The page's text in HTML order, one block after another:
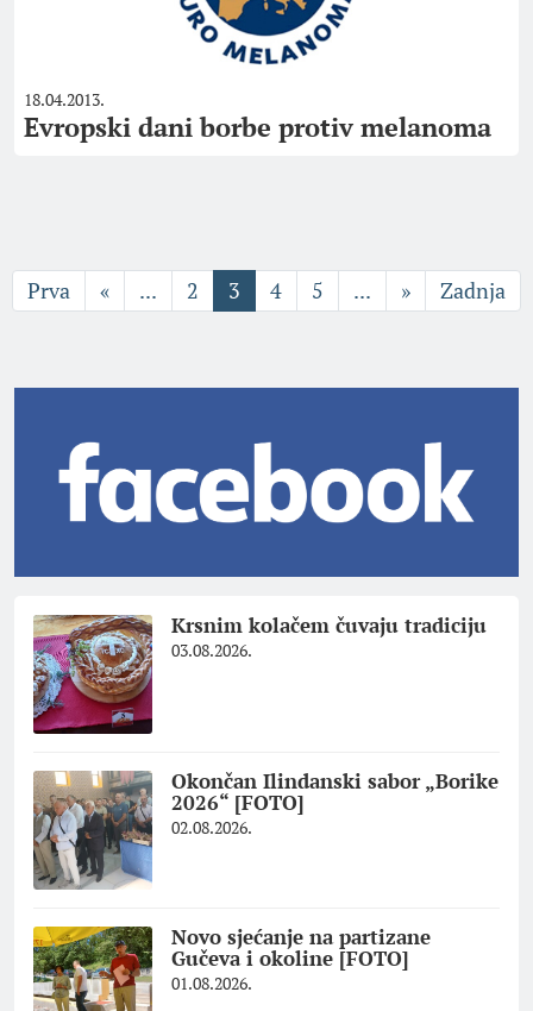
18.04.2013.
Evropski dani borbe protiv melanoma
Prva « ... 2 3 4 5 ... » Zadnja
Krsnim kolačem čuvaju tradiciju
03.08.2026.
Okončan Ilindanski sabor „Borike
2026“ [FOTO]
02.08.2026.
Novo sjećanje na partizane
Gučeva i okoline [FOTO]
01.08.2026.